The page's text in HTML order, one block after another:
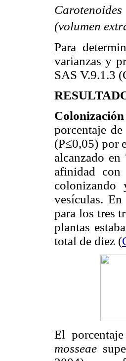
(volumen
Para
varianzas y
SAS V.9.1.3
porcentaje
(P≤0,05) por
alcanzado
afinidad
vesículas. En
para los tres
plantas
total de diez (
El
mosseae